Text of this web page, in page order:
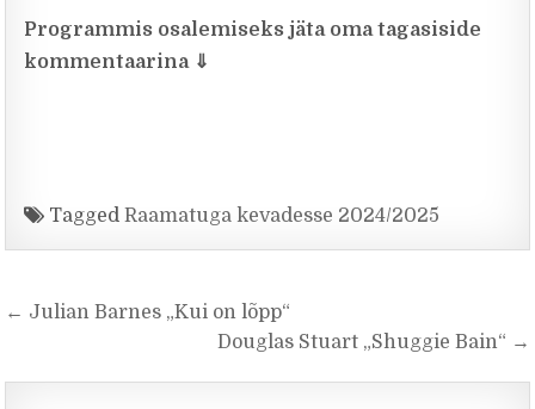
Programmis osalemiseks jäta oma tagasiside
kommentaarina ⇓
TaggedRaamatuga kevadesse 2024/2025
Navigeerimine
← Julian Barnes „Kui on lõpp“
Douglas Stuart „Shuggie Bain“ →